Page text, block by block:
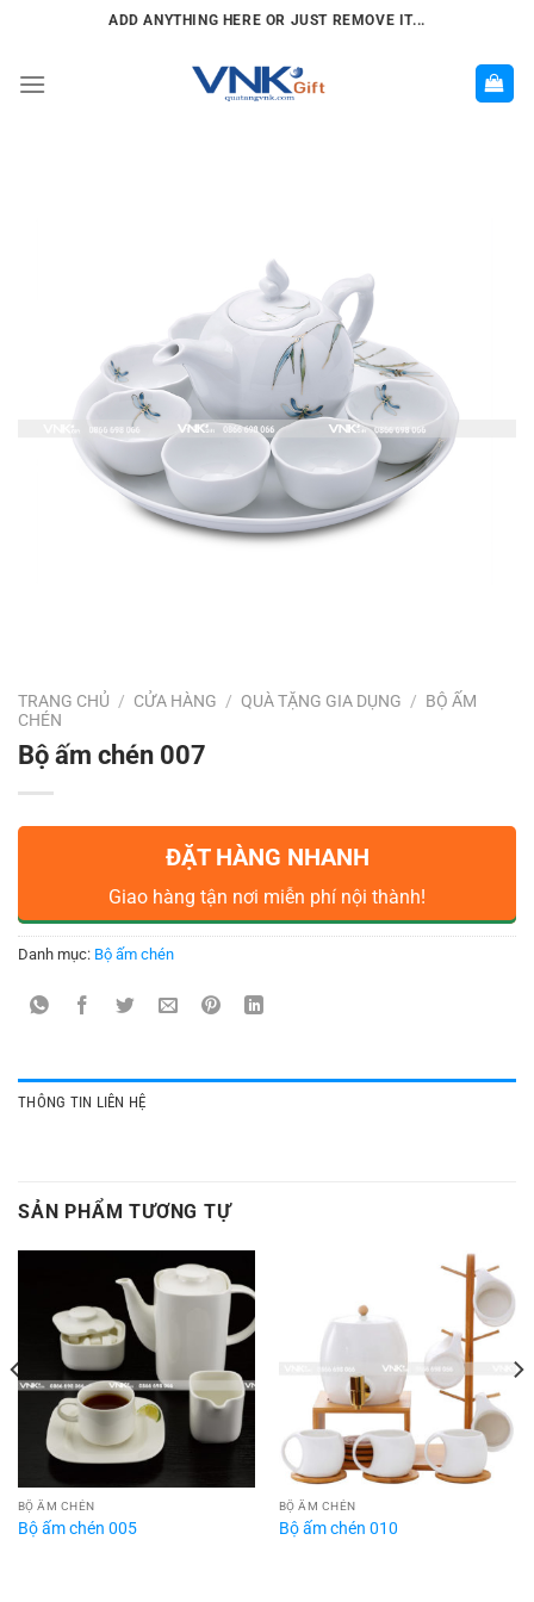
nội
ADD ANYTHING HERE OR JUST REMOVE IT...
TRANG CHỦ / CỬA HÀNG / QUÀ TẶNG GIA DỤNG / BỘ ẤM
CHÉN
Bộ ấm chén 007
ĐẶT HÀNG NHANH
Giao hàng tận nơi miễn phí nội thành!
Danh mục: Bộ ấm chén
THÔNG TIN LIÊN HỆ
SẢN PHẨM TƯƠNG TỰ
BỘ ẤM CHÉN
Bộ ấm chén 005
BỘ ẤM CHÉN
Bộ ấm chén 010